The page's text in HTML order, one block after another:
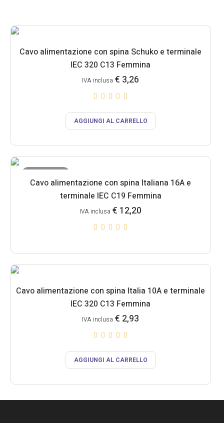
Cavo alimentazione con spina Schuko e terminale
IEC 320 C13 Femmina
€ 3,26
IVA inclusa
AGGIUNGI AL CARRELLO
Cavo alimentazione con spina Italiana 16A e
terminale IEC C19 Femmina
€ 12,20
IVA inclusa
Cavo alimentazione con spina Italia 10A e terminale
IEC 320 C13 Femmina
€ 2,93
IVA inclusa
AGGIUNGI AL CARRELLO